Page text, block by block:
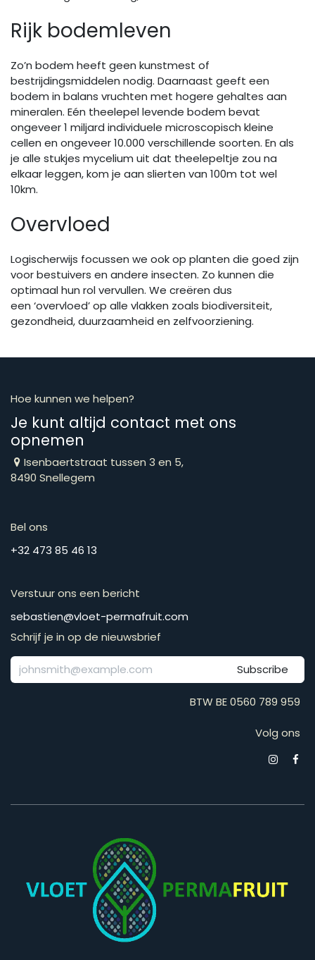
Rijk bodemleven
Zo’n bodem heeft geen kunstmest of
bestrijdingsmiddelen nodig. Daarnaast geeft een
bodem in balans vruchten met hogere gehaltes aan
mineralen. Eén theelepel levende bodem bevat
ongeveer 1 miljard individuele microscopisch kleine
cellen en ongeveer 10.000 verschillende soorten. En als
je alle stukjes mycelium uit dat theelepeltje zou na
elkaar leggen, kom je aan slierten van 100m tot wel
10km.
Overvloed
Logischerwijs focussen we ook op planten die goed zijn
voor bestuivers en andere insecten. Zo kunnen die
optimaal hun rol vervullen. We creëren dus
een ‘overvloed’ op alle vlakken zoals biodiversiteit,
gezondheid, duurzaamheid en zelfvoorziening.
Hoe kunnen we helpen?
Je kunt altijd contact met ons
opnemen
Isenbaertstraat tussen 3 en 5,
8490 Snellegem
Bel ons
​​​​​​​​​​​​​​​​​​​​​​​+​3​2​ ​4​7​3​ ​8​5​ ​4​6​ ​1​3
Verstuur ons een bericht
​​​​​​​​​​​​​​​​​​​​​​​​​​​​s​e​b​a​s​t​i​e​n​@​v​l​o​e​t​-​p​e​r​m​a​f​r​u​it​.​c​o​m
Schrijf je in op de nieuwsbrief
Subscribe
BTW BE 0560 789 959
Volg ons